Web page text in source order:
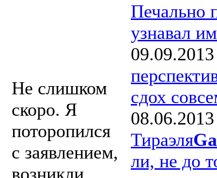
Не слишком
скоро. Я
поторопился
с заявлением,
возникли
Печально
узнавал
09.09.2013
сдох
08.06.2013
Тираэля
ли, не до